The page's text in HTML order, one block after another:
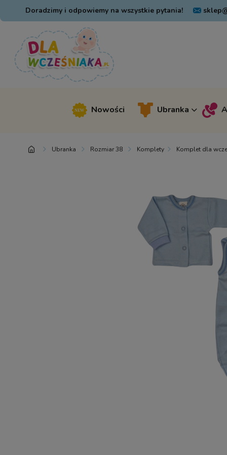
Doradzimy i odpowiemy na wszystkie pytania!
Nowości Ubranka
Ubranka Rozmiar 38 Komplety Komplet dla